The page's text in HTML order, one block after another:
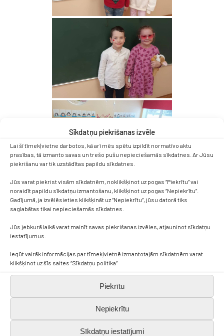
Sīkdatņu piekrišanas izvēle
Lai šī tīmekļvietne darbotos, kā arī mēs spētu izpildīt normatīvo aktu
prasības, tā izmanto savas un trešo pušu nepieciešamās sīkdatnes. Ar Jūsu
piekrišanu var tik uzstādītas papildu sīkdatnes.
Jūs varat piekrist visām sīkdatnēm, noklikšķinot uz pogas “Piekrītu” vai
noraidīt papildu sīkdatņu izmantošanu, klikšķinot uz pogas “Nepiekrītu”.
Gadījumā, ja izvēlēsieties klikšķināt uz “Nepiekrītu”, jūsu datorā tiks
saglabātas tikai nepieciešamās sīkdatnes.
Jūs jebkurā laikā varat mainīt savas piekrišanas izvēles, atjauninot sīkdatņu
iestatījumus.
Iegūt vairāk informācijas par tīmekļvietnē izmantotajām sīkdatnēm varat
klikšķinot uz šīs saites “Sīkdatņu politika”
Piekrītu
Nepiekrītu
Sīkdatņu iestatījumi